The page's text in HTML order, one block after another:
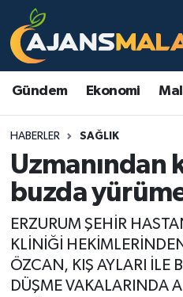
Gündem Ekonomi
HABERLER SAĞLIK
Uzmanından
buzda
ERZURUM ŞEHİR
KLİNİĞİ
ÖZCAN, KIŞ AYLARI İLE
DÜŞME VAKALARINDA
Asayiş
Eğitim
Ekonomi
Gündem
Kadın
Malatya Nöbetçi
Malatya Namaz
Malatya Trafik
TFF 3.Lig 2.Grup
Tüm Manşetler